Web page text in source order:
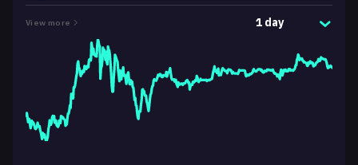
View more 1 day